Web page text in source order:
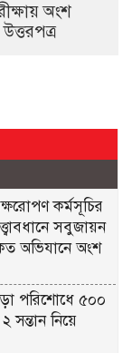
অংশ
কর্মসূচির
সবুজায়ন
অভিযানে অংশ
পরিশোধে ৫০০
সন্তান নিয়ে